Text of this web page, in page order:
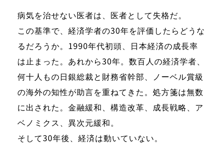
病気を治せない医者は、医者として失格だ。
この基準で、経済学者の30年を評価したらどうな
るだろうか。1990年代初頭、日本経済の成長率
は止まった。あれから30年。数百人の経済学者、
何十人もの日銀総裁と財務省幹部、ノーベル賞級
の海外の知性が助言を重ねてきた。処方箋は無数
に出された。金融緩和、構造改革、成長戦略、ア
ベノミクス、異次元緩和。
そして30年後、経済は動いていない。